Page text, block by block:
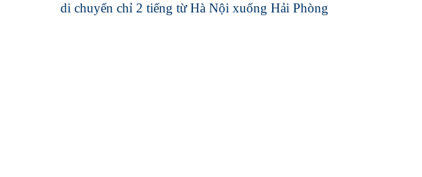
di chuyển chỉ 2 tiếng từ Hà Nội xuống Hải Phòng